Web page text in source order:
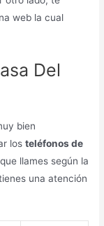
web la cual
Del
bien
losteléfonos de
llames según la
una atención